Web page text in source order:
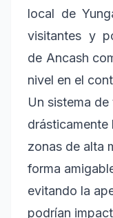
local de
visitantes y
de Ancash
nivel en el
Un sistema
drásticamente
zonas de alta
forma
evitando la
podrían